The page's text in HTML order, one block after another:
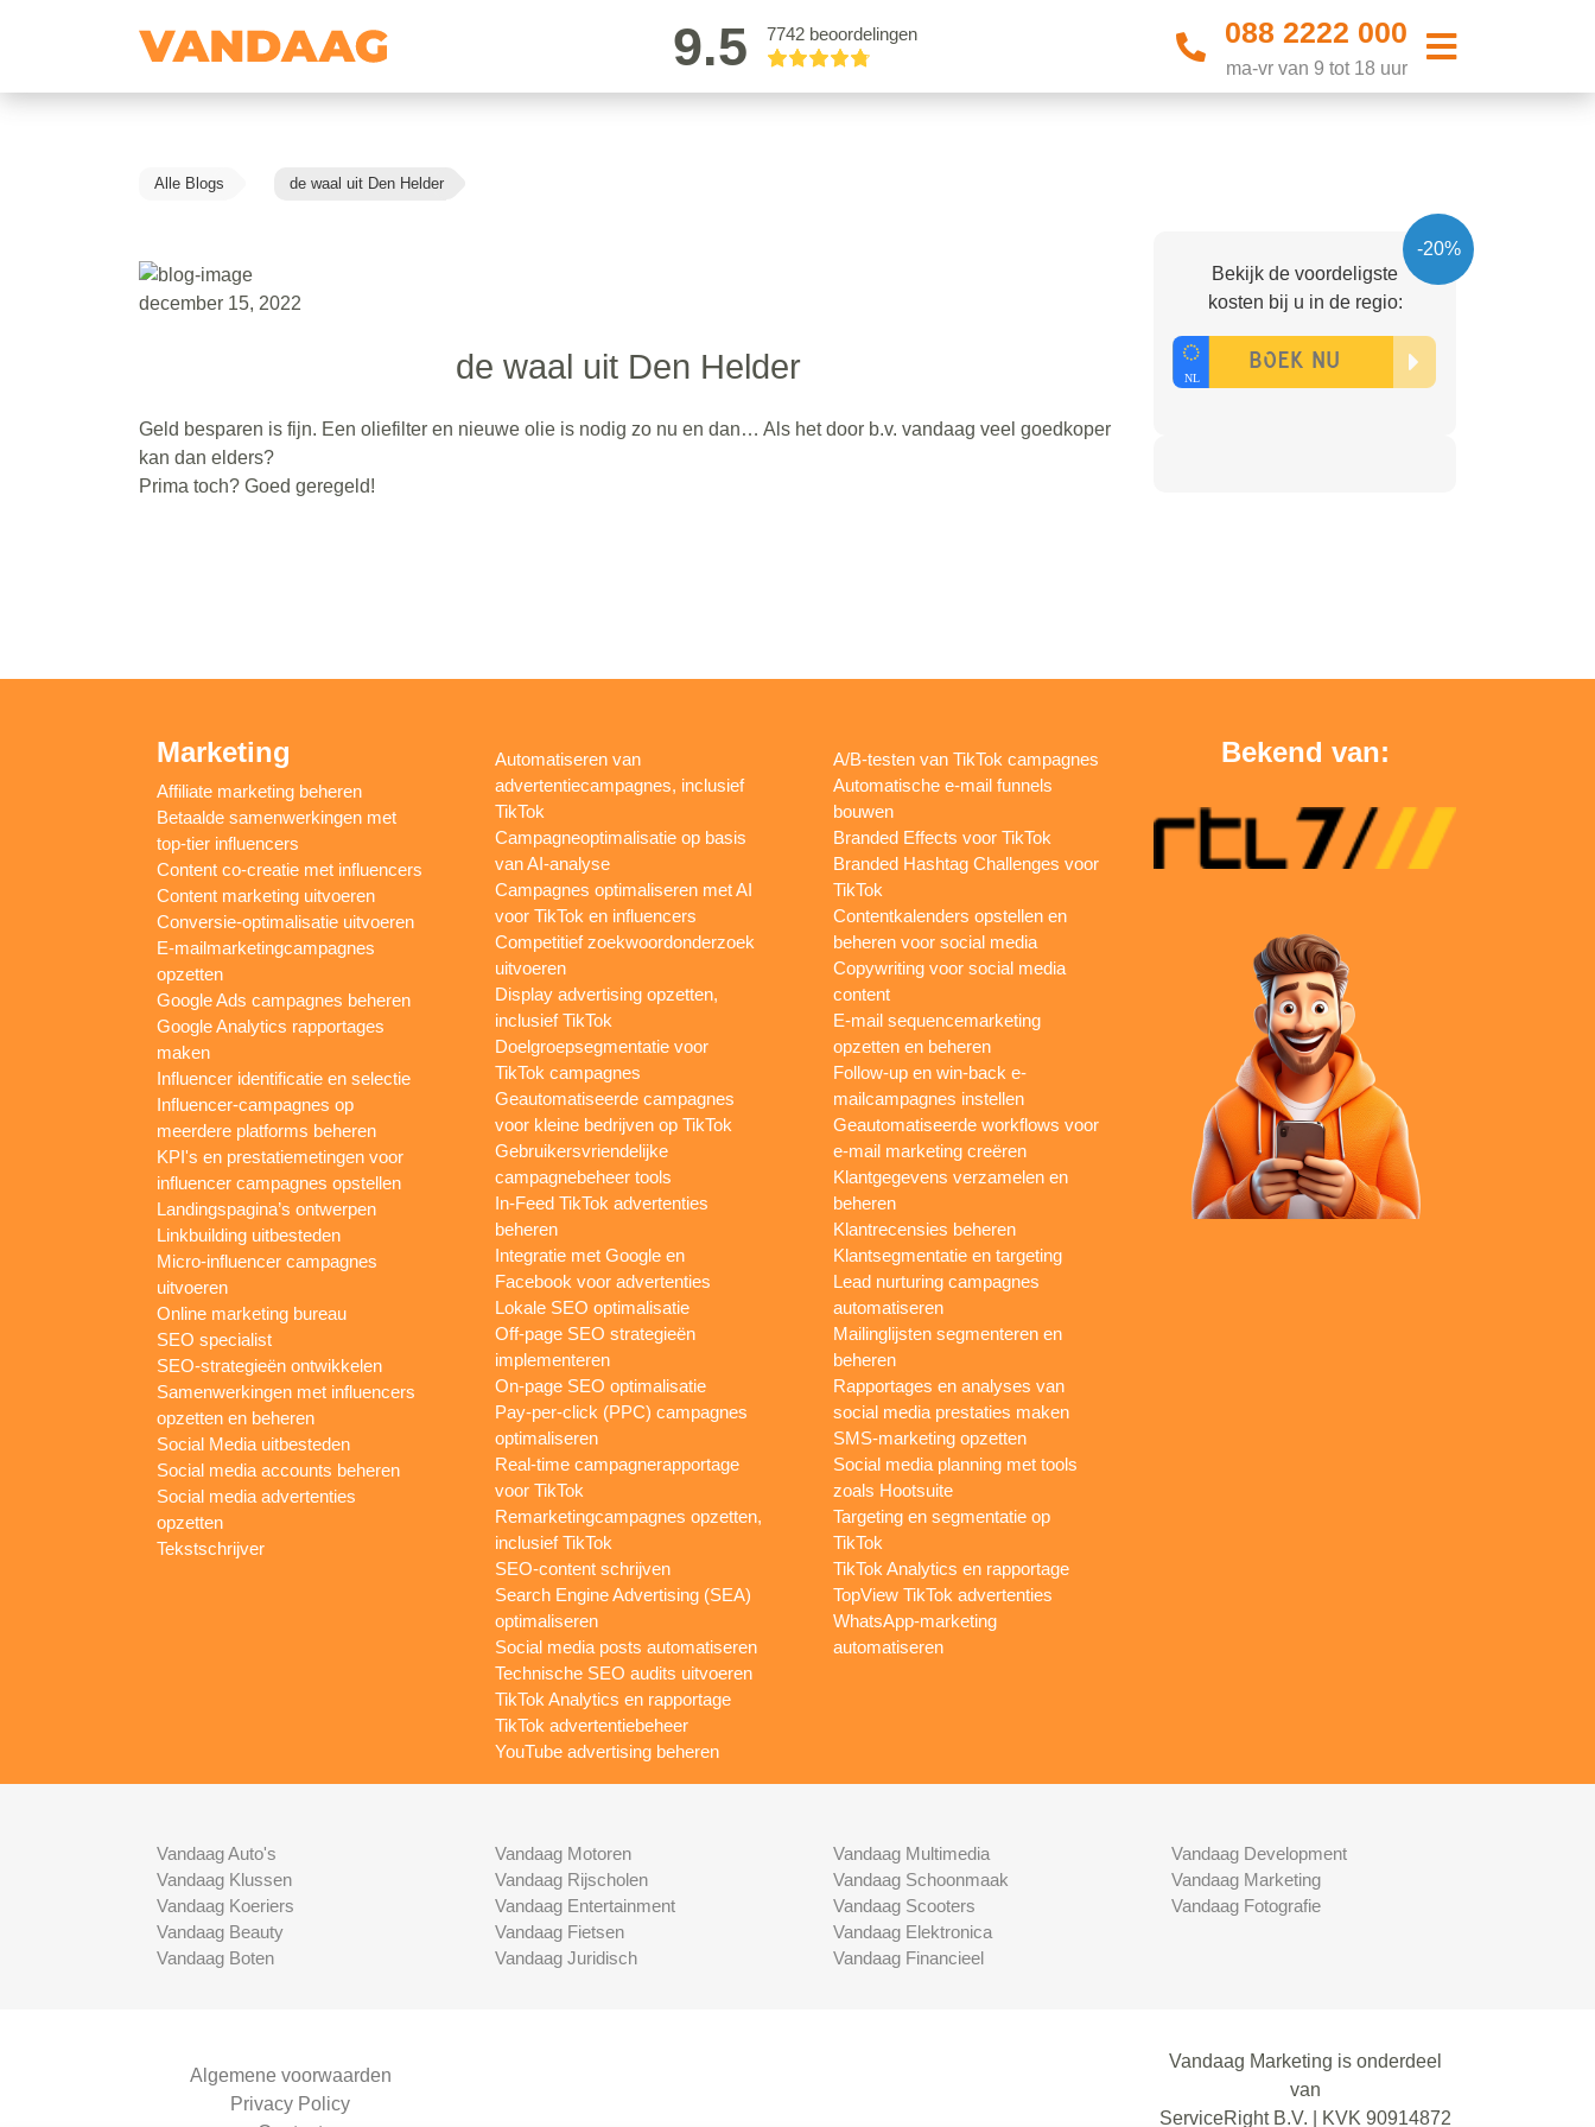
9.5 7742 beoordelingen 088 2222 000
ma-vr van 9 tot 18 uur
Alle Blogs de waal uit Den Helder
december 15, 2022
de waal uit Den Helder
Geld besparen is fijn. Een oliefilter en nieuwe olie is nodig zo nu en dan… Als het door b.v. vandaag veel goedkoper
kan dan elders?
Prima toch? Goed geregeld!
-20%
Bekijk de voordeligste
kosten bij u in de regio:
Marketing
Affiliate marketing beheren
Betaalde samenwerkingen met
top-tier influencers
Content co-creatie met influencers
Content marketing uitvoeren
Conversie-optimalisatie uitvoeren
E-mailmarketingcampagnes
opzetten
Google Ads campagnes beheren
Google Analytics rapportages
maken
Influencer identificatie en selectie
Influencer-campagnes op
meerdere platforms beheren
KPI's en prestatiemetingen voor
influencer campagnes opstellen
Landingspagina’s ontwerpen
Linkbuilding uitbesteden
Micro-influencer campagnes
uitvoeren
Online marketing bureau
SEO specialist
SEO-strategieën ontwikkelen
Samenwerkingen met influencers
opzetten en beheren
Social Media uitbesteden
Social media accounts beheren
Social media advertenties
opzetten
Tekstschrijver
Automatiseren van
advertentiecampagnes, inclusief
TikTok
Campagneoptimalisatie op basis
van AI-analyse
Campagnes optimaliseren met AI
voor TikTok en influencers
Competitief zoekwoordonderzoek
uitvoeren
Display advertising opzetten,
inclusief TikTok
Doelgroepsegmentatie voor
TikTok campagnes
Geautomatiseerde campagnes
voor kleine bedrijven op TikTok
Gebruikersvriendelijke
campagnebeheer tools
In-Feed TikTok advertenties
beheren
Integratie met Google en
Facebook voor advertenties
Lokale SEO optimalisatie
Off-page SEO strategieën
implementeren
On-page SEO optimalisatie
Pay-per-click (PPC) campagnes
optimaliseren
Real-time campagnerapportage
voor TikTok
Remarketingcampagnes opzetten,
inclusief TikTok
SEO-content schrijven
Search Engine Advertising (SEA)
optimaliseren
Social media posts automatiseren
Technische SEO audits uitvoeren
TikTok Analytics en rapportage
TikTok advertentiebeheer
YouTube advertising beheren
A/B-testen van TikTok campagnes
Automatische e-mail funnels
bouwen
Branded Effects voor TikTok
Branded Hashtag Challenges voor
TikTok
Contentkalenders opstellen en
beheren voor social media
Copywriting voor social media
content
E-mail sequencemarketing
opzetten en beheren
Follow-up en win-back e-
mailcampagnes instellen
Geautomatiseerde workflows voor
e-mail marketing creëren
Klantgegevens verzamelen en
beheren
Klantrecensies beheren
Klantsegmentatie en targeting
Lead nurturing campagnes
automatiseren
Mailinglijsten segmenteren en
beheren
Rapportages en analyses van
social media prestaties maken
SMS-marketing opzetten
Social media planning met tools
zoals Hootsuite
Targeting en segmentatie op
TikTok
TikTok Analytics en rapportage
TopView TikTok advertenties
WhatsApp-marketing
automatiseren
Bekend van:
Vandaag Auto's
Vandaag Klussen
Vandaag Koeriers
Vandaag Beauty
Vandaag Boten
Vandaag Motoren
Vandaag Rijscholen
Vandaag Entertainment
Vandaag Fietsen
Vandaag Juridisch
Vandaag Multimedia
Vandaag Schoonmaak
Vandaag Scooters
Vandaag Elektronica
Vandaag Financieel
Vandaag Development
Vandaag Marketing
Vandaag Fotografie
Algemene voorwaarden
Privacy Policy
Vandaag Marketing is onderdeel
van
ServiceRight B.V. | KVK 90914872